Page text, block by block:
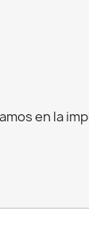
en la